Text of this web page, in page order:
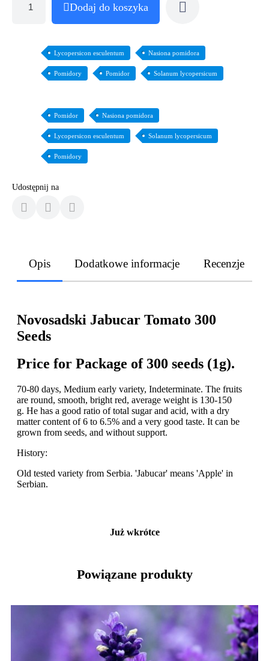
Dodaj do koszyka
Lycopersicon esculentum Nasiona pomidora
Pomidory Pomidor Solanum lycopersicum
Pomidor Nasiona pomidora
Lycopersicon esculentum Solanum lycopersicum
Pomidory
Udostępnij na
Opis Dodatkowe informacje Recenzje
Novosadski Jabucar Tomato 300
Seeds
Price for Package of 300 seeds (1g).
70-80 days, Medium early variety, Indeterminate. The fruits
are round, smooth, bright red, average weight is 130-150
g. He has a good ratio of total sugar and acid, with a dry
matter content of 6 to 6.5% and a very good taste. It can be
grown from seeds, and without support.
History:
Old tested variety from Serbia. 'Jabucar' means 'Apple' in
Serbian.
Już wkrótce
Powiązane produkty